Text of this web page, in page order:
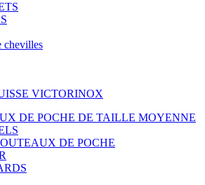
chevilles
VICTORINOX
DE POCHE DE TAILLE MOYENNE
DE POCHE